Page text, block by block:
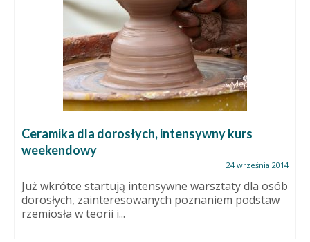
Ceramika dla dorosłych, intensywny kurs
weekendowy
24 września 2014
Już wkrótce startują intensywne warsztaty dla osób
dorosłych, zainteresowanych poznaniem podstaw
rzemiosła w teorii i...